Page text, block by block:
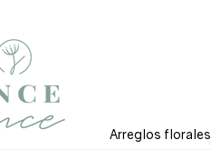
Arreglos florales